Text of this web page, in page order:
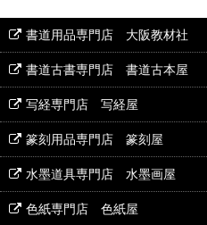
書道用品専門店 大阪教材社
書道古書専門店 書道古本屋
写経専門店 写経屋
篆刻用品専門店 篆刻屋
水墨道具専門店 水墨画屋
色紙専門店 色紙屋